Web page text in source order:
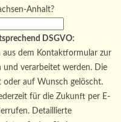
Anhalt?
DSGVO:
aus dem Kontaktformular zur
und verarbeitet werden. Die
oder auf Wunsch gelöscht.
für die Zukunft per E-
Detaillierte